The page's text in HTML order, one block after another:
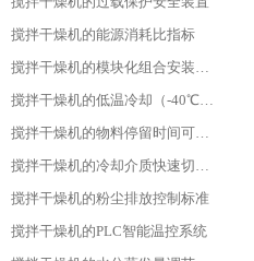
搅拌干燥机的能源消耗比指标
搅拌干燥机的模块化组合安装方式
搅拌干燥机的低温冷却（-40℃）适用性
搅拌干燥机的物料停留时间可调性
搅拌干燥机的冷却介质快速切换设计
搅拌干燥机的粉尘排放控制标准
搅拌干燥机的PLC智能温控系统